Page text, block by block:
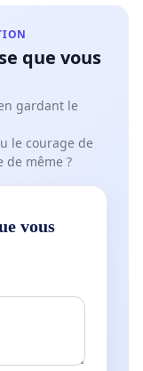
que vous
gardant le
le courage de
de même ?
vous